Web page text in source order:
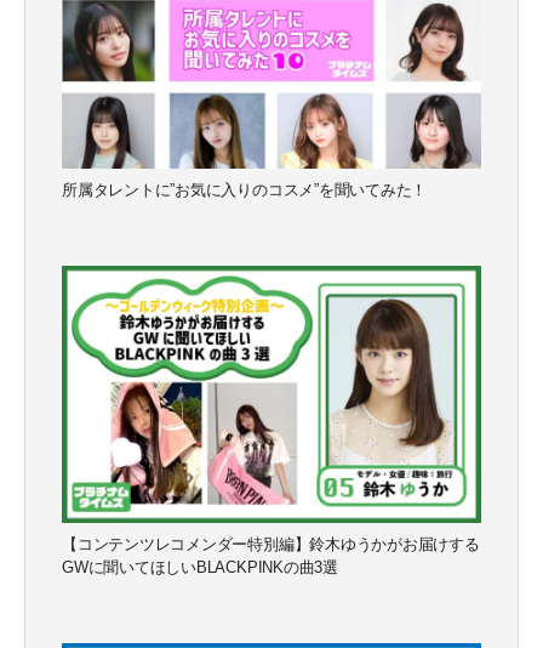
所属タレントに”お気に入りのコスメ”を聞いてみた！
【コンテンツレコメンダー特別編】鈴木ゆうかがお届けする
GWに聞いてほしいBLACKPINKの曲3選